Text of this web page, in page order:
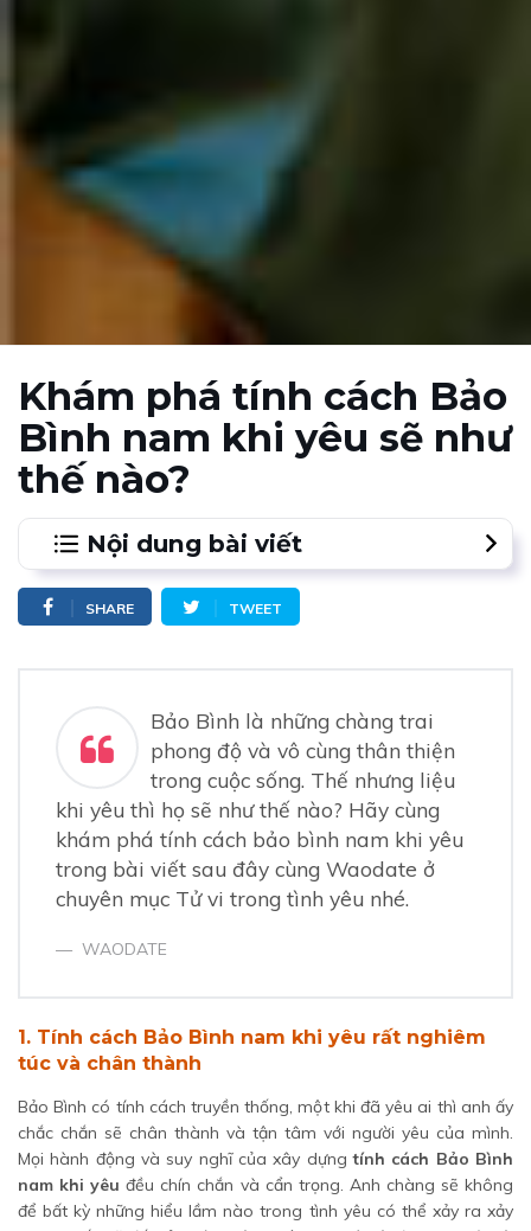
Khám phá tính cách Bảo
Bình nam khi yêu sẽ như
thế nào?
Nội dung bài viết
1.1. Tính cách Bảo Bình nam khi yêu rất nghiêm túc
và chân thành
3. Tính cách cung Bảo Bình nam khi yêu đôi khi
cũng thích tự do thoải mái
4. Bảo Bình nam khi yêu luôn có những suy nghĩ
sáng tạo và thú vị
SHARE TWEET
Bảo Bình là những chàng trai
phong độ và vô cùng thân thiện
trong cuộc sống. Thế nhưng liệu
khi yêu thì họ sẽ như thế nào? Hãy cùng
khám phá tính cách bảo bình nam khi yêu
trong bài viết sau đây cùng Waodate ở
chuyên mục Tử vi trong tình yêu nhé.
WAODATE
1. Tính cách Bảo Bình nam khi yêu rất nghiêm
túc và chân thành
Bảo Bình có tính cách truyền thống, một khi đã yêu ai thì anh ấy
chắc chắn sẽ chân thành và tận tâm với người yêu của mình.
Mọi hành động và suy nghĩ của xây dựng tính cách Bảo Bình
nam khi yêu đều chín chắn và cẩn trọng. Anh chàng sẽ không
để bất kỳ những hiểu lầm nào trong tình yêu có thể xảy ra xảy